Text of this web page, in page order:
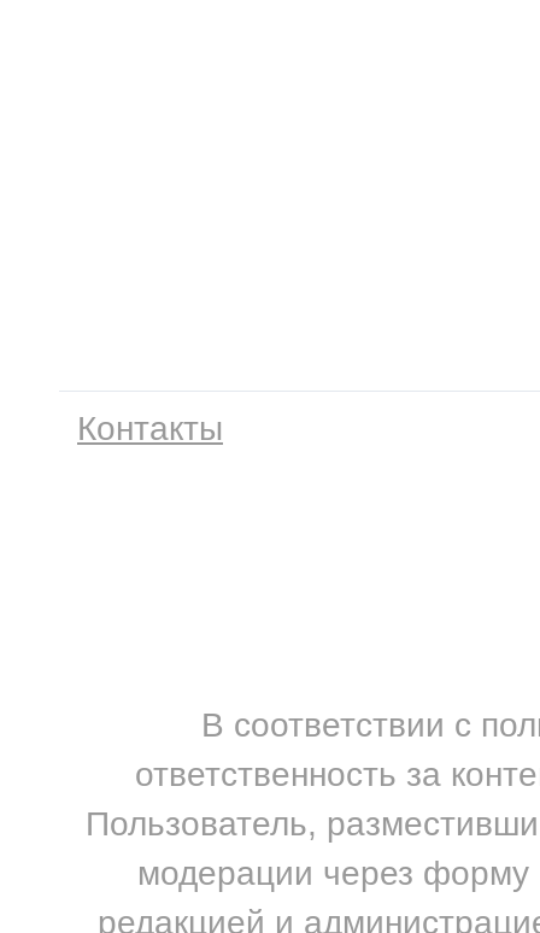
Контакты
В соответствии с
ответственность за
Пользователь,
модерации через форму
редакцией и